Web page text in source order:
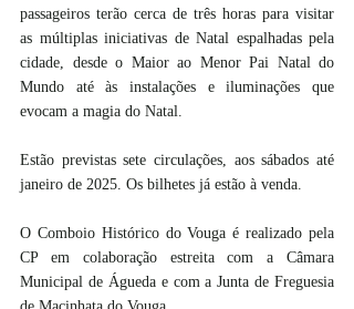
passageiros terão cerca de três horas para visitar
as múltiplas iniciativas de Natal espalhadas pela
cidade, desde o Maior ao Menor Pai Natal do
Mundo até às instalações e iluminações que
evocam a magia do Natal.
Estão previstas sete circulações, aos sábados até
janeiro de 2025. Os bilhetes já estão à venda.
O Comboio Histórico do Vouga é realizado pela
CP em colaboração estreita com a Câmara
Municipal de Águeda e com a Junta de Freguesia